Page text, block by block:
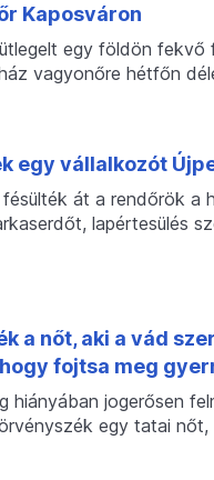
Kaposváron
egy földön fekvő
vagyonőre hétfőn
egy vállalkozót
át a rendőrök a
lapértesülés
a nőt, aki a vád
fojtsa meg
hiányában jogerősen
egy tatai nőt,